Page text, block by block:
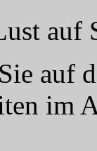
auf
auf
im